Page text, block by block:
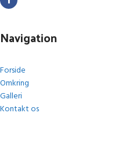
Navigation
Forside
Omkring
Galleri
Kontakt os